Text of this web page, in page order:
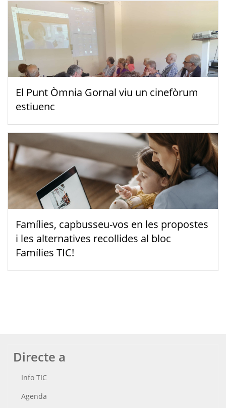
El Punt Òmnia Gornal viu un cinefòrum
estiuenc
Famílies, capbusseu-vos en les propostes
i les alternatives recollides al bloc
Famílies TIC!
Directe a
Info TIC
Agenda